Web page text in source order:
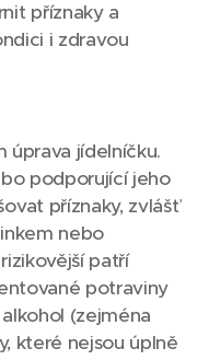
příznaky a
i zdravou
úprava jídelníčku.
podporující jeho
příznaky, zvlášť
nebo
patří
potraviny
(zejména
které nejsou úplně